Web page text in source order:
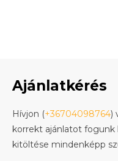
Ajánlatkérés
Hívjon (+36704098764)
korrekt ajánlatot fogunk
kitöltése mindenképp